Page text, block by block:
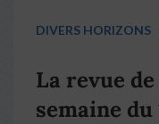
DIVERS HORIZONS
La revue
semaine du